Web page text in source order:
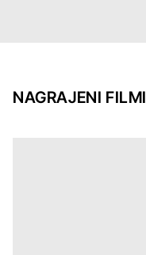
NAGRAJENI FILMI